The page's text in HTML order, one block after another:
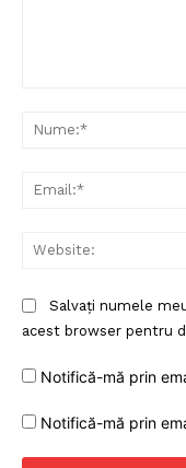
Salvați numele
acest browser pentru
Notifică-mă prin
Notifică-mă prin